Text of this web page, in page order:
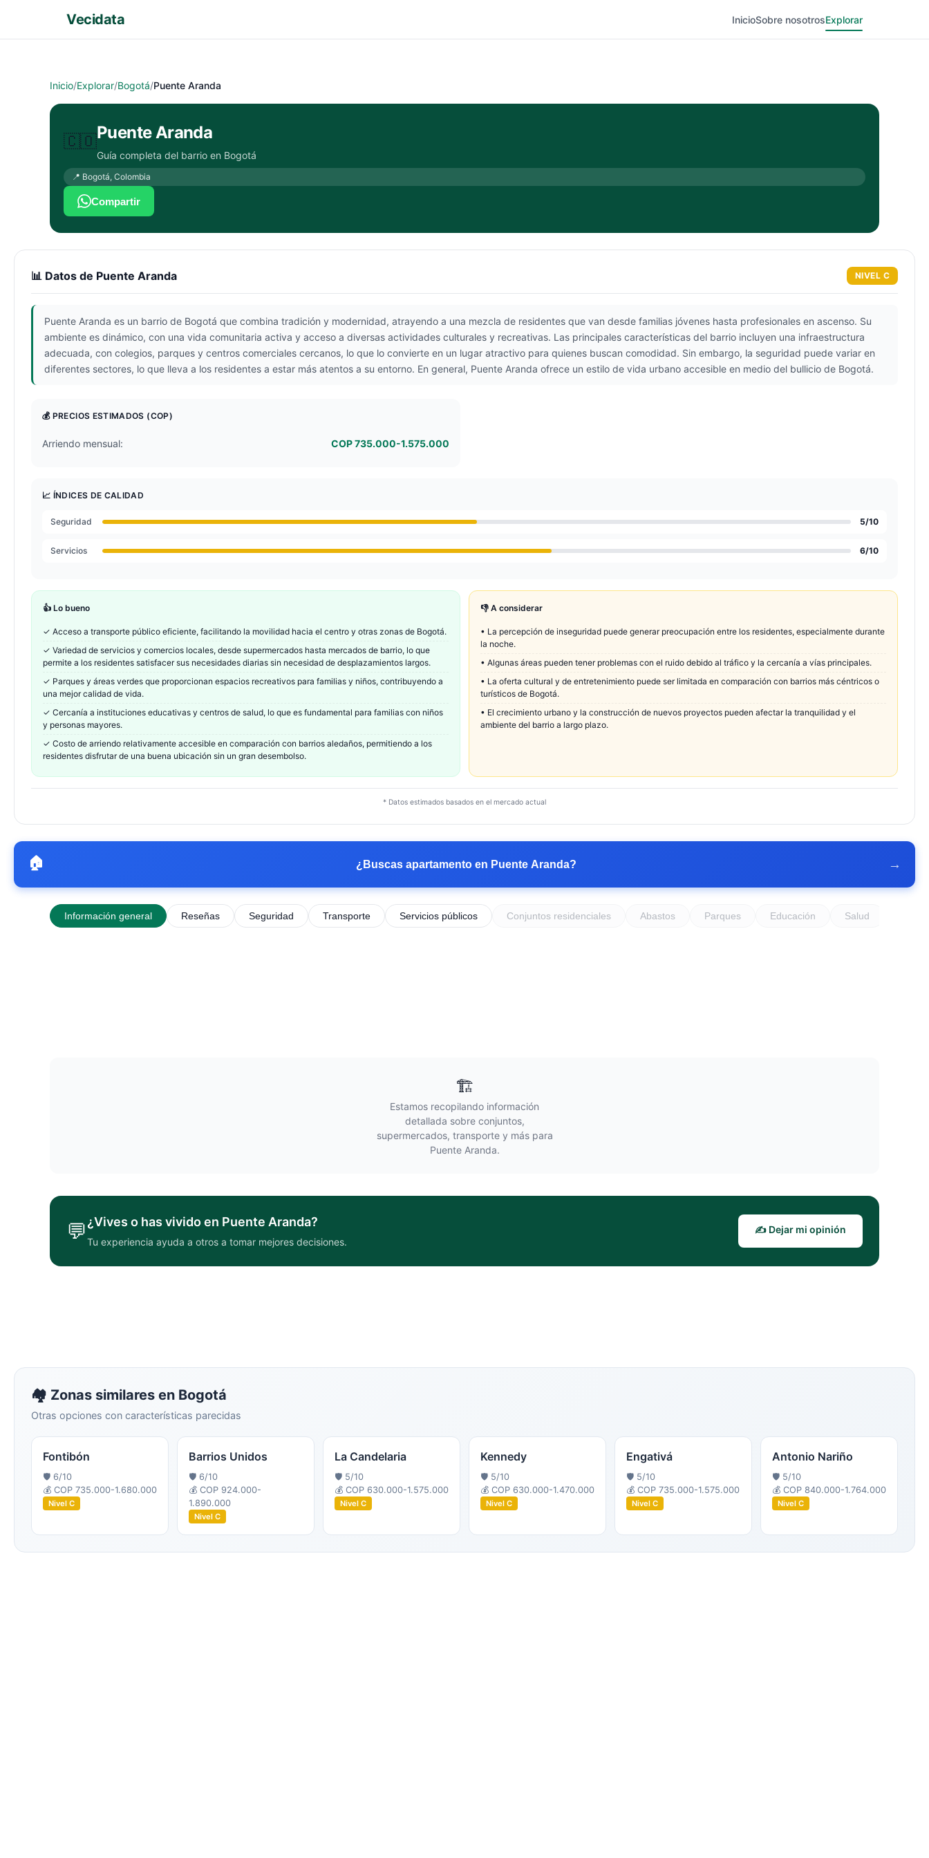
Vecidata InicioSobre nosotrosExplorar
Inicio/Explorar/Bogotá/Puente Aranda
🇨🇴Puente Aranda
Guía completa del barrio en Bogotá
📍 Bogotá, Colombia
Compartir
📊 Datos de Puente Aranda NIVEL C
Puente Aranda es un barrio de Bogotá que combina tradición y modernidad, atrayendo a una mezcla de residentes que van desde familias jóvenes hasta profesionales en ascenso. Su
ambiente es dinámico, con una vida comunitaria activa y acceso a diversas actividades culturales y recreativas. Las principales características del barrio incluyen una infraestructura
adecuada, con colegios, parques y centros comerciales cercanos, lo que lo convierte en un lugar atractivo para quienes buscan comodidad. Sin embargo, la seguridad puede variar en
diferentes sectores, lo que lleva a los residentes a estar más atentos a su entorno. En general, Puente Aranda ofrece un estilo de vida urbano accesible en medio del bullicio de Bogotá.
💰 PRECIOS ESTIMADOS (COP)
Arriendo mensual: COP 735.000-1.575.000
📈 ÍNDICES DE CALIDAD
Seguridad 5/10
Servicios 6/10
👍 Lo bueno
✓ Acceso a transporte público eficiente, facilitando la movilidad hacia el centro y otras zonas de Bogotá.
✓ Variedad de servicios y comercios locales, desde supermercados hasta mercados de barrio, lo que
permite a los residentes satisfacer sus necesidades diarias sin necesidad de desplazamientos largos.
✓ Parques y áreas verdes que proporcionan espacios recreativos para familias y niños, contribuyendo a
una mejor calidad de vida.
✓ Cercanía a instituciones educativas y centros de salud, lo que es fundamental para familias con niños
y personas mayores.
✓ Costo de arriendo relativamente accesible en comparación con barrios aledaños, permitiendo a los
residentes disfrutar de una buena ubicación sin un gran desembolso.
👎 A considerar
• La percepción de inseguridad puede generar preocupación entre los residentes, especialmente durante
la noche.
• Algunas áreas pueden tener problemas con el ruido debido al tráfico y la cercanía a vías principales.
• La oferta cultural y de entretenimiento puede ser limitada en comparación con barrios más céntricos o
turísticos de Bogotá.
• El crecimiento urbano y la construcción de nuevos proyectos pueden afectar la tranquilidad y el
ambiente del barrio a largo plazo.
* Datos estimados basados en el mercado actual
🏠 ¿Buscas apartamento en Puente Aranda? →
Información general Reseñas Seguridad Transporte Servicios públicos Conjuntos residenciales Abastos Parques Educación Salud
🏗️
Estamos recopilando información
detallada sobre conjuntos,
supermercados, transporte y más para
Puente Aranda.
💬¿Vives o has vivido en Puente Aranda?
Tu experiencia ayuda a otros a tomar mejores decisiones.
✍️ Dejar mi opinión
🏘️ Zonas similares en Bogotá
Otras opciones con características parecidas
Fontibón
🛡️ 6/10
💰 COP 735.000-1.680.000
Nivel C
Barrios Unidos
🛡️ 6/10
💰 COP 924.000-
1.890.000
Nivel C
La Candelaria
🛡️ 5/10
💰 COP 630.000-1.575.000
Nivel C
Kennedy
🛡️ 5/10
💰 COP 630.000-1.470.000
Nivel C
Engativá
🛡️ 5/10
💰 COP 735.000-1.575.000
Nivel C
Antonio Nariño
🛡️ 5/10
💰 COP 840.000-1.764.000
Nivel C